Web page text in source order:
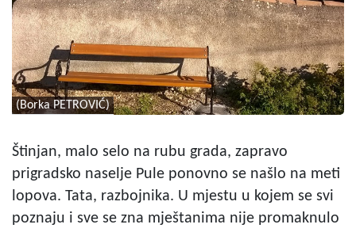
(Borka PETROVIĆ)
Štinjan, malo selo na rubu grada, zapravo
prigradsko naselje Pule ponovno se našlo na meti
lopova. Tata, razbojnika. U mjestu u kojem se svi
poznaju i sve se zna mještanima nije promaknulo